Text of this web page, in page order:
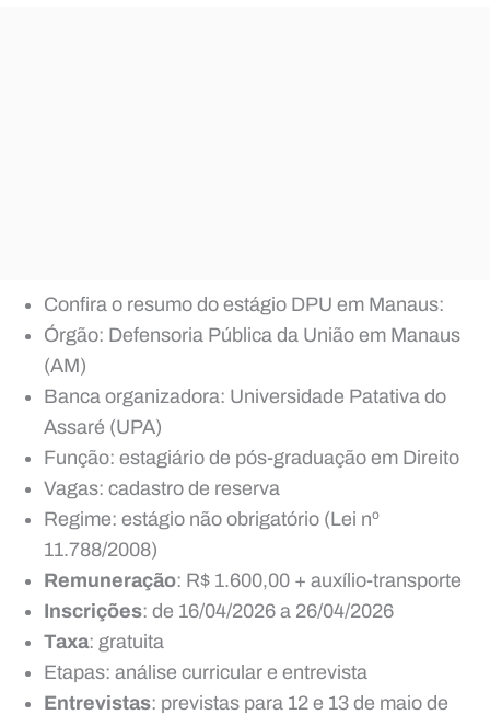
Confira o resumo do estágio DPU em Manaus:
Órgão: Defensoria Pública da União em Manaus
(AM)
Banca organizadora: Universidade Patativa do
Assaré (UPA)
Função: estagiário de pós-graduação em Direito
Vagas: cadastro de reserva
Regime: estágio não obrigatório (Lei nº
11.788/2008)
Remuneração: R$ 1.600,00 + auxílio-transporte
Inscrições: de 16/04/2026 a 26/04/2026
Taxa: gratuita
Etapas: análise curricular e entrevista
Entrevistas: previstas para 12 e 13 de maio de